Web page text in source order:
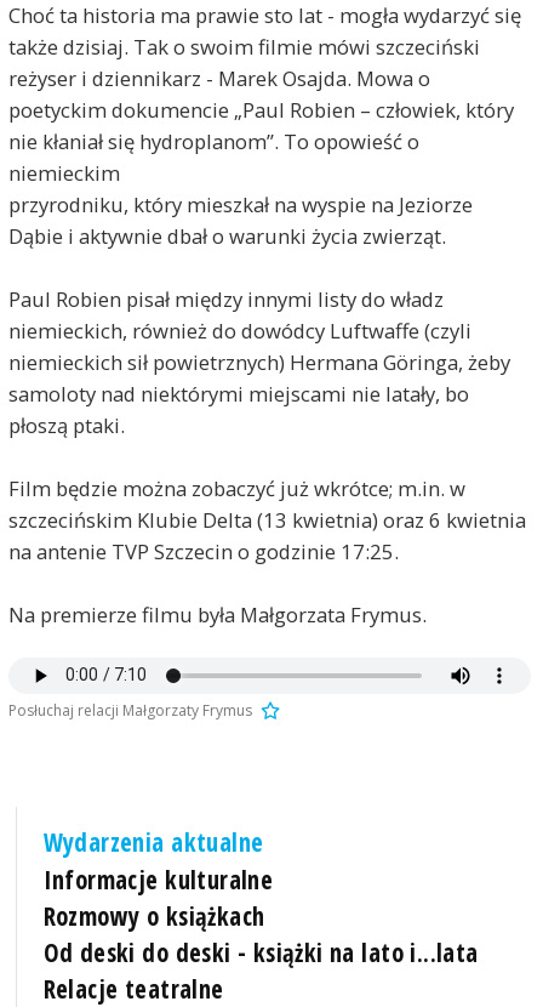
Choć ta historia ma prawie sto lat - mogła wydarzyć się
także dzisiaj. Tak o swoim filmie mówi szczeciński
reżyser i dziennikarz - Marek Osajda. Mowa o
poetyckim dokumencie „Paul Robien – człowiek, który
nie kłaniał się hydroplanom”. To opowieść o
niemieckim
przyrodniku, który mieszkał na wyspie na Jeziorze
Dąbie i aktywnie dbał o warunki życia zwierząt.
Paul Robien pisał między innymi listy do władz
niemieckich, również do dowódcy Luftwaffe (czyli
niemieckich sił powietrznych) Hermana Göringa, żeby
samoloty nad niektórymi miejscami nie latały, bo
płoszą ptaki.
Film będzie można zobaczyć już wkrótce; m.in. w
szczecińskim Klubie Delta (13 kwietnia) oraz 6 kwietnia
na antenie TVP Szczecin o godzinie 17:25.
Na premierze filmu była Małgorzata Frymus.
Posłuchaj relacji Małgorzaty Frymus
Wydarzenia aktualne
Informacje kulturalne
Rozmowy o książkach
Od deski do deski - książki na lato i...lata
Relacje teatralne